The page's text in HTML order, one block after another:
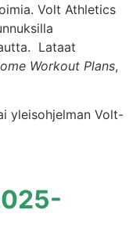
Volt Athletics
Lataat
Workout Plans,
yleisohjelman Volt-